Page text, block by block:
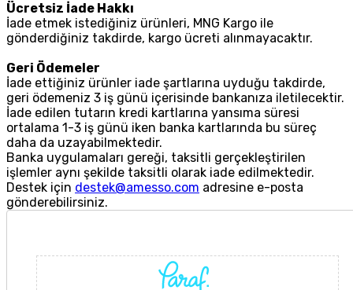
Ücretsiz İade Hakkı
İade etmek istediğiniz ürünleri, MNG Kargo ile
gönderdiğiniz takdirde, kargo ücreti alınmayacaktır.
Geri Ödemeler
İade ettiğiniz ürünler iade şartlarına uyduğu takdirde,
geri ödemeniz 3 iş günü içerisinde bankanıza iletilecektir.
İade edilen tutarın kredi kartlarına yansıma süresi
ortalama 1-3 iş günü iken banka kartlarında bu süreç
daha da uzayabilmektedir.
Banka uygulamaları gereği, taksitli gerçekleştirilen
işlemler aynı şekilde taksitli olarak iade edilmektedir.
Destek için destek@amesso.com adresine e-posta
gönderebilirsiniz.